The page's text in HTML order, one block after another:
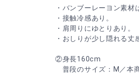
・バンブーレーヨン素材
・接触冷感あり。
・肩周りにゆとりあり。
・おしりが少し隠れる
②身長160cm
普段のサイズ：M／本